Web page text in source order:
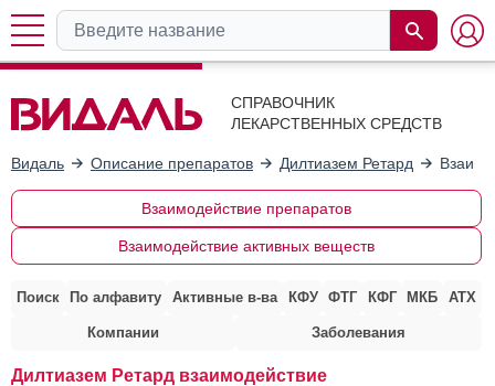
СПРАВОЧНИК
ЛЕКАРСТВЕННЫХ СРЕДСТВ
Видаль Описание препаратов Дилтиазем Ретард
Взаимодействие препаратов
Взаимодействие активных веществ
Поиск По алфавиту Активные в-ва КФУ ФТГ КФГ МКБ АТХ
Компании Заболевания
Дилтиазем Ретард взаимодействие